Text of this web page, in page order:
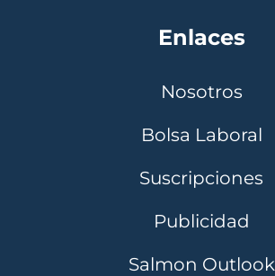
Enlaces
Nosotros
Bolsa Laboral
Suscripciones
Publicidad
Salmon Outlook